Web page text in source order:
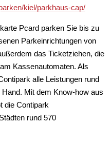
kiel/parkhaus-cap/
Pcard parken Sie bis zu
Parkeinrichtungen von
das Ticketziehen, die
Kassenautomaten. Als
alle Leistungen rund
Mit dem Know-how aus
die Contipark
rund 570